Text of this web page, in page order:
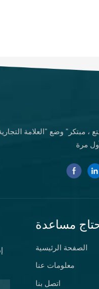
مبتكر" وضع "العلامة التجارية
مساعدة
الصفحة الرئيسية
معلومات عنا
اتصل بنا